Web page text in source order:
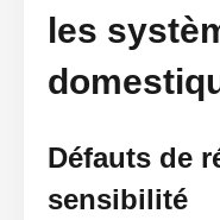
les
Défauts de
sensibilité